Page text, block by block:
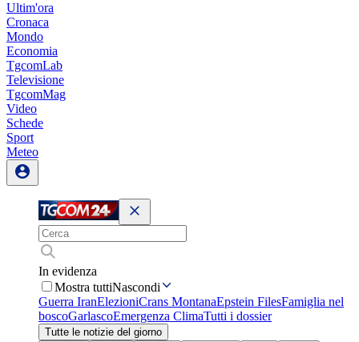
Ultim'ora
Cronaca
Mondo
Economia
TgcomLab
Televisione
TgcomMag
Video
Schede
Sport
Meteo
In evidenza
Mostra tuttiNascondi
Guerra IranElezioniCrans MontanaEpstein FilesFamiglia nel
boscoGarlascoEmergenza ClimaTutti i dossier
Tutte le notizie del giorno